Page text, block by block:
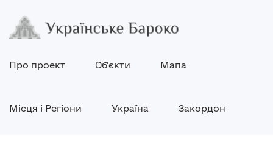
Про проект Об’єкти Мапа
Місця і Регіони Україна Закордон